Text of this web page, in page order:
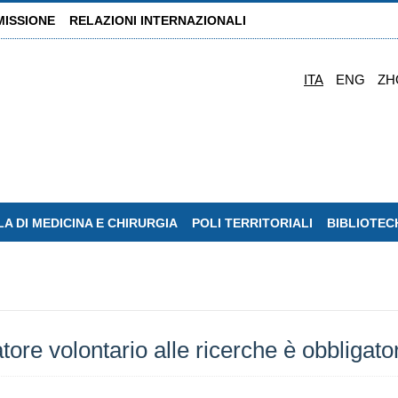
RELAZIONI INTERNAZIONALI
ITA ENG
DI MEDICINA E CHIRURGIA POLI TERRITORIALI
volontario alle ricerche è